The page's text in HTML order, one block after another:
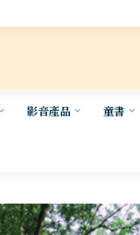
影音產品 童書